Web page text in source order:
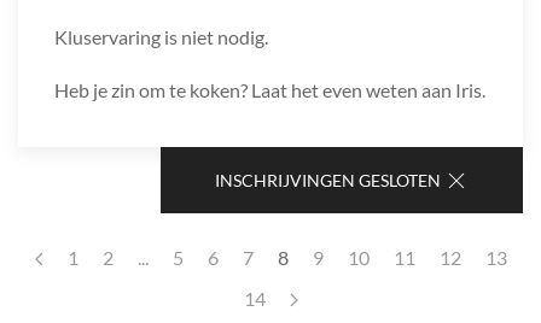
Kluservaring is niet nodig.
Heb je zin om te koken? Laat het even weten aan Iris.
INSCHRIJVINGEN GESLOTEN
1 2 5 6 7 8 9 10 11 12
13
14